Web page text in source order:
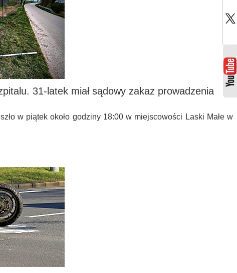
31-latek miał sądowy zakaz prowadzenia
w piątek około godziny 18:00 w miejscowości Laski Małe w